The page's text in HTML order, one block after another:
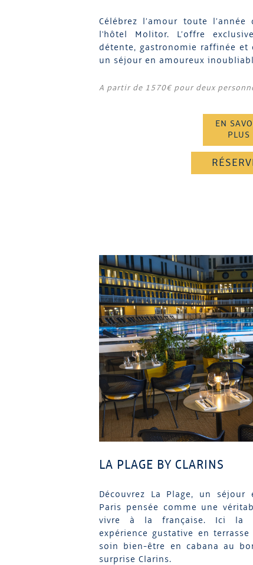
Célébrez l’amour toute
l'hôtel Molitor. L’offre
détente, gastronomie raffinée et
un séjour en amoureux
A partir de 1570€ pour deux
EN
PLUS
LA PLAGE BY CLARINS
Découvrez La Plage, un
Paris pensée comme une
vivre à la française. Ici la
expérience gustative en
soin bien-être en cabana au
surprise Clarins.